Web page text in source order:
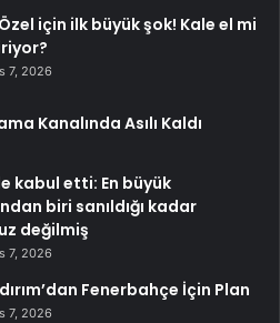
için ilk büyük şok! Kale el mi
7, 2026
Kanalında Asılı Kaldı
kabul etti: En büyük
biri sanıldığı kadar
değilmiş
7, 2026
Fenerbahçe İçin Plan
7, 2026